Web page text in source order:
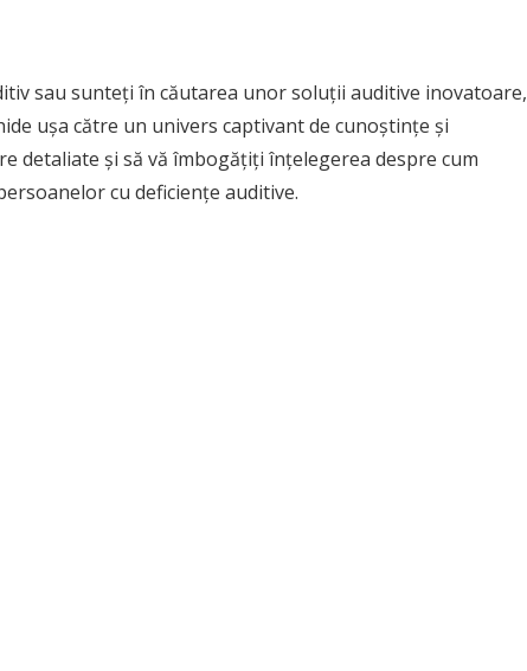
sau sunteți în căutarea unor soluții auditive inovatoare,
ușa către un univers captivant de cunoștințe și
detaliate și să vă îmbogățiți înțelegerea despre cum
cu deficiențe auditive.